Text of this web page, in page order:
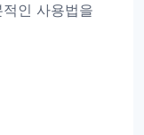
인 사용법을